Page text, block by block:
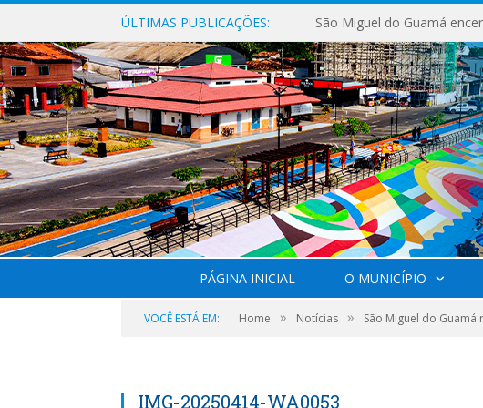
ÚLTIMAS PUBLICAÇÕES:
PÁGINA INICIAL O MUNICÍPIO
VOCÊ ESTÁ EM: Home » Notícias » São Miguel do
IMG-20250414-WA0053